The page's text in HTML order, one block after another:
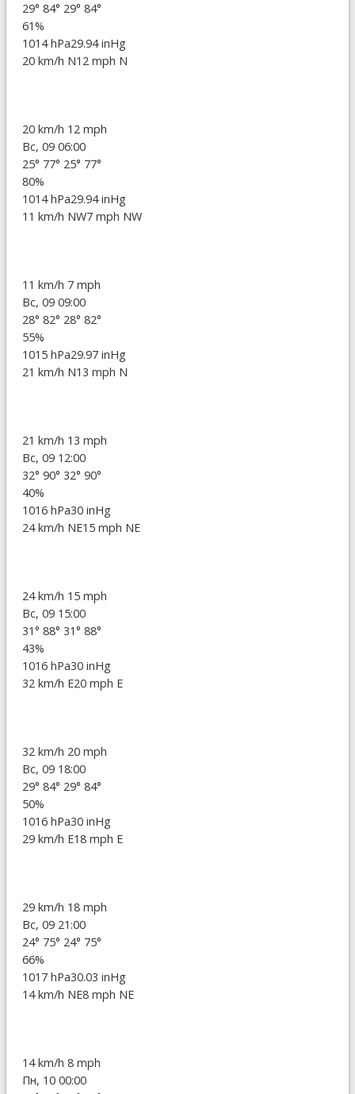
29° 84° 29° 84°
61%
1014 hPa29.94 inHg
20 km/h N12 mph N
20 km/h 12 mph
Вс, 09 06:00
25° 77° 25° 77°
80%
1014 hPa29.94 inHg
11 km/h NW7 mph NW
11 km/h 7 mph
Вс, 09 09:00
28° 82° 28° 82°
55%
1015 hPa29.97 inHg
21 km/h N13 mph N
21 km/h 13 mph
Вс, 09 12:00
32° 90° 32° 90°
40%
1016 hPa30 inHg
24 km/h NE15 mph NE
24 km/h 15 mph
Вс, 09 15:00
31° 88° 31° 88°
43%
1016 hPa30 inHg
32 km/h E20 mph E
32 km/h 20 mph
Вс, 09 18:00
29° 84° 29° 84°
50%
1016 hPa30 inHg
29 km/h E18 mph E
29 km/h 18 mph
Вс, 09 21:00
24° 75° 24° 75°
66%
1017 hPa30.03 inHg
14 km/h NE8 mph NE
14 km/h 8 mph
Пн, 10 00:00